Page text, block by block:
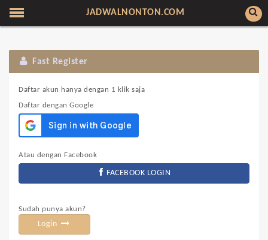
JADWALNONTON.COM
Fast Register
Daftar akun hanya dengan 1 klik saja
Daftar dengan Google
Atau dengan Facebook
FACEBOOK LOGIN
Sudah punya akun?
Login